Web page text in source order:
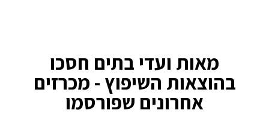
מאות ועדי בתים חסכו
בהוצאות השיפוץ - מכרזים
אחרונים שפורסמו